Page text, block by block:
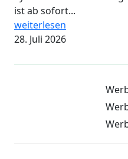
ist ab sofort...
weiterlesen
28. Juli 2026